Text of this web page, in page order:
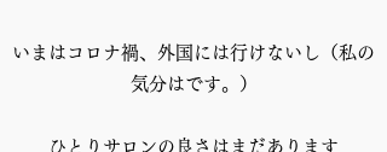
いまはコロナ禍、外国には行けないし（私の
気分はです。）
ひとりサロンの良さはまだあります